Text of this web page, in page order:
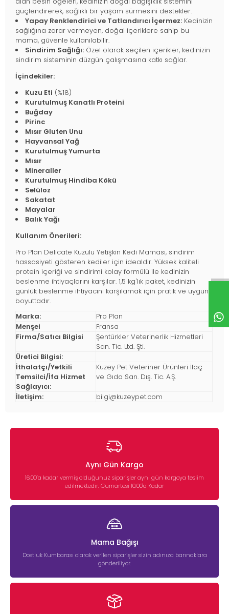
güçlendirerek, sağlıklı bir yaşam sürmesini destekler.
Yapay Renklendirici ve Tatlandırıcı İçermez: Kedinizin
sağlığına zarar vermeyen, doğal içeriklere sahip bu
mama, güvenle kullanılabilir.
Sindirim Sağlığı: Özel olarak seçilen içerikler, kedinizin
sindirim sisteminin düzgün çalışmasına katkı sağlar.
İçindekiler:
Kuzu Eti (%18)
Kurutulmuş Kanatlı Proteini
Buğday
Pirinc
Mısır Gluten Unu
Hayvansal Yağ
Kurutulmuş Yumurta
Mısır
Mineraller
Kurutulmuş Hindiba Kökü
Selüloz
Sakatat
Mayalar
Balık Yağı
Kullanım Önerileri:
Pro Plan Delicate Kuzulu Yetişkin Kedi Maması, sindirim
hassasiyeti gösteren kediler için idealdir. Yüksek kaliteli
protein içeriği ve sindirimi kolay formülü ile kedinizin
beslenme ihtiyaçlarını karşılar. 1,5 kg'lık paket, kedinizin
günlük beslenme ihtiyacını karşılamak için pratik ve uygun
boyuttadır.
Marka:
Pro Plan
Menşei
Fransa
Firma/Satıcı Bilgisi
Şentürkler Veterinerlik Hizmetleri
San. Tic. Ltd. Şti.
Üretici Bilgisi:
İthalatçı/Yetkili
Temsilci/İfa Hizmet
Sağlayıcı:
Kuzey Pet Veteriner Ürünleri İlaç
ve Gıda San. Dış. Tic. A.Ş.
İletişim: bilgi@kuzeypet.com
Aynı Gün Kargo
16:00’a kadar vermiş olduğunuz siparişler aynı gün kargoya teslim
edilmektedir. Cumartesi 10:00'a Kadar
Mama Bağışı
Dostluk Kumbarası olarak verilen siparişler sizin adınıza barınaklara
gönderiliyor.